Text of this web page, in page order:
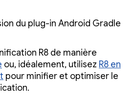
du plug-in Android Gradle
R8 de manière
ou, idéalement, utilisez R8 en
pour minifier et optimiser le